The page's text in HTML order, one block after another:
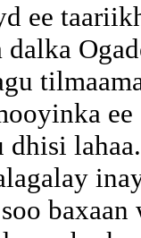
ee
ee
dhisi